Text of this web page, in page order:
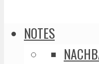
NOTES